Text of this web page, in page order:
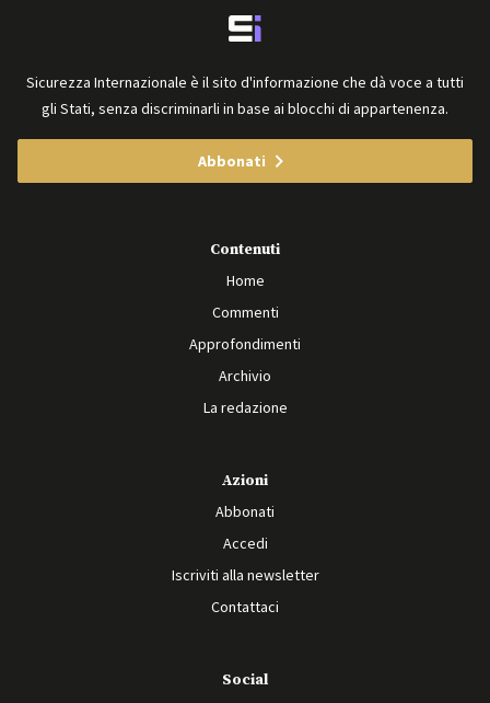
Sicurezza Internazionale è il sito d'informazione che dà voce a tutti
gli Stati, senza discriminarli in base ai blocchi di appartenenza.
Abbonati
Contenuti
Home
Commenti
Approfondimenti
Archivio
La redazione
Azioni
Abbonati
Accedi
Iscriviti alla newsletter
Contattaci
Social